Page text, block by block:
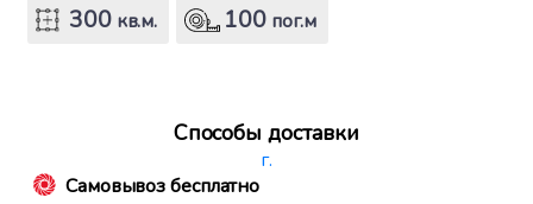
300кв.м. 100пог.м
Способы доставки
г.
Самовывоз бесплатно